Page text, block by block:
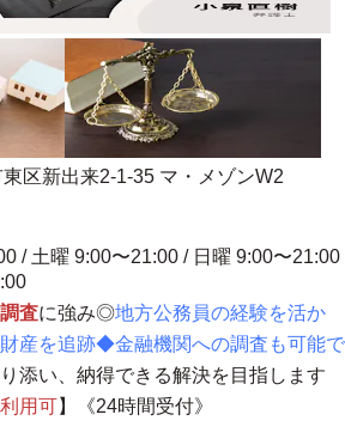
区新出来2-1-35 マ・メゾンW2
/ 土曜 9:00〜21:00 / 日曜 9:00〜21:00
査に強み◎地方公務員の経験を活か
産を追跡◆金融機関への調査も可能で
添い、納得できる解決を目指します
用可】《24時間受付》